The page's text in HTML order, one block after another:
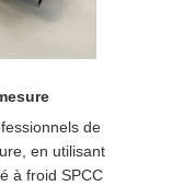
de
en utilisant
à froid SPCC